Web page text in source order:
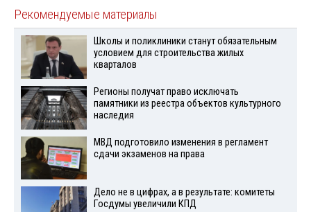
Рекомендуемые материалы
Школы и поликлиники станут обязательным
условием для строительства жилых
кварталов
Регионы получат право исключать
памятники из реестра объектов культурного
наследия
МВД подготовило изменения в регламент
сдачи экзаменов на права
Дело не в цифрах, а в результате: комитеты
Госдумы увеличили КПД